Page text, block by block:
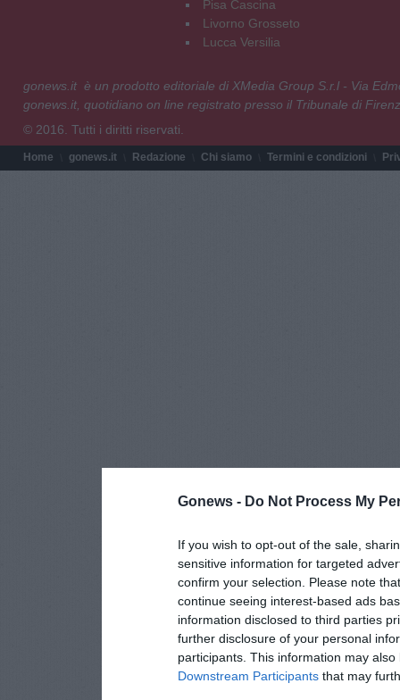
Gonews - Do Not Process My
If you wish to opt-out of the sale,
sensitive information for targeted
confirm your selection. Please note
continue seeing interest-based ads
information disclosed to third parties
further disclosure of your personal
participants. This information may
Downstream Participants that may
Pisa Cascina
Livorno Grosseto
Lucca Versilia
gonews.it è un prodotto editoriale di XMedia Group S.r.l - Via
gonews.it, quotidiano on line registrato presso il Tribunale di
© 2016. Tutti i diritti riservati.
Home gonews.it Redazione Chi siamo Termini e condizioni